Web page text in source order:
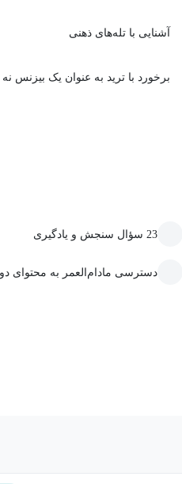
آشنایی با تله‌های ذهنی
برخورد با ترید به عنوان یک بیزنس
23 سؤال سنجش و یادگیری
دسترسی مادام‌العمر به محتوای